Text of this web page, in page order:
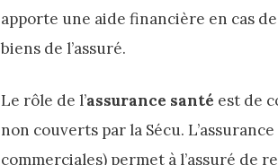
apporte une aide financière en cas
biens de l’assuré.
Le rôle de l’assurance santé est de
non couverts par la Sécu.
commerciales) permet à l’assuré de